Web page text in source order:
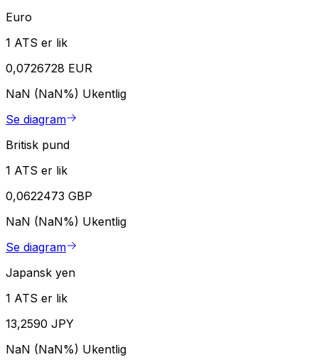
Euro
1 ATS er lik
0,0726728 EUR
NaN (NaN%) Ukentlig
Se diagram
Britisk pund
1 ATS er lik
0,0622473 GBP
NaN (NaN%) Ukentlig
Se diagram
Japansk yen
1 ATS er lik
13,2590 JPY
NaN (NaN%) Ukentlig